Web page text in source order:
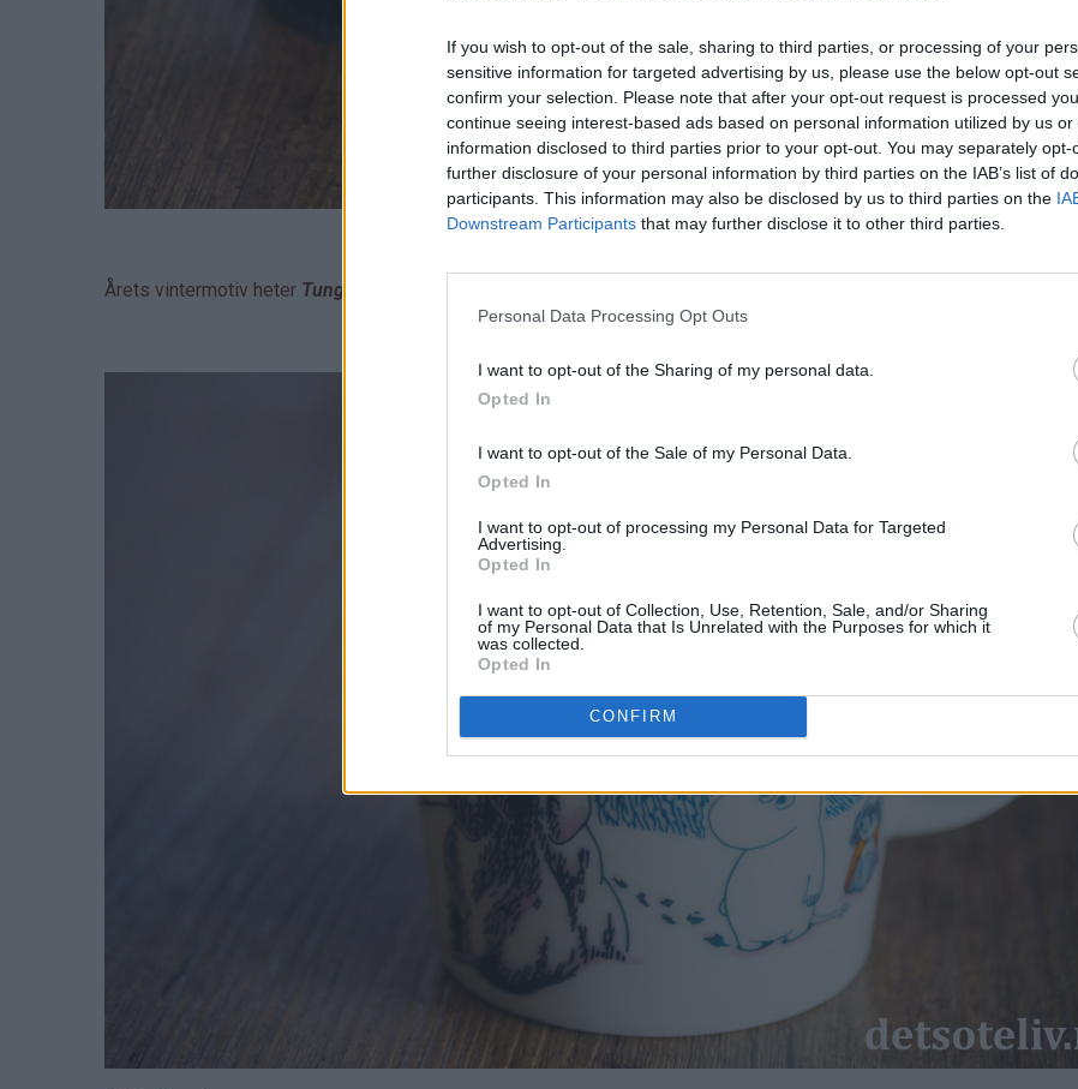
If you wish to opt-out of the sale, sharing to third parties, or processing of your
sensitive information for targeted advertising by us, please use the below opt-out
confirm your selection. Please note that after your opt-out request is processed
continue seeing interest-based ads based on personal information utilized by us or
information disclosed to third parties prior to your opt-out. You may separately opt-
further disclosure of your personal information by third parties on the IAB’s list of
participants. This information may also be disclosed by us to third parties on the
Downstream Participants that may further disclose it to other third parties.
Personal Data Processing Opt Outs
I want to opt-out of the Sharing of my personal data.
Opted In
I want to opt-out of the Sale of my Personal Data.
Opted In
I want to opt-out of processing my Personal Data for Targeted
Advertising.
Opted In
I want to opt-out of Collection, Use, Retention, Sale, and/or Sharing
of my Personal Data that Is Unrelated with the Purposes for which it
was collected.
Opted In
CONFIRM
Årets vintermotiv heter Tung snø